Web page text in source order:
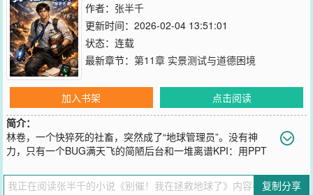
作者： 张半千
更新时间：2026-02-04 13:51:01
状态：连载
最新章节： 第11章 实景测试与道德困境
加入书架
点击阅读
简介：
林卷，一个快猝死的社畜，突然成了“地球管理员”。没有神
力，只有一个BUG满天飞的简陋后台和一堆离谱KPI：用PPT
预算……他瘫在椅子上，对催命的系统发出终极咆哮：“别催了！我在
拯救地球了！”——这是一个用职场生存术，在宇宙级草台班子里疯狂
复制分享